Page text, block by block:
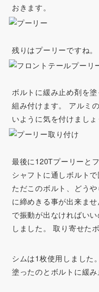
おきます。
残りはプーリーですね。
ボルトに緩み止め剤を
組み付けます。 アルミ
いように気を付けまし
最後に120Tプーリーと
シャフトに通しボルトで
ただこのボルト、どう
に締めきる事が出来ま
で振動が出なければい
しました。 取り寄せた
シムは1枚使用しました
塗ったのとボルトに緩